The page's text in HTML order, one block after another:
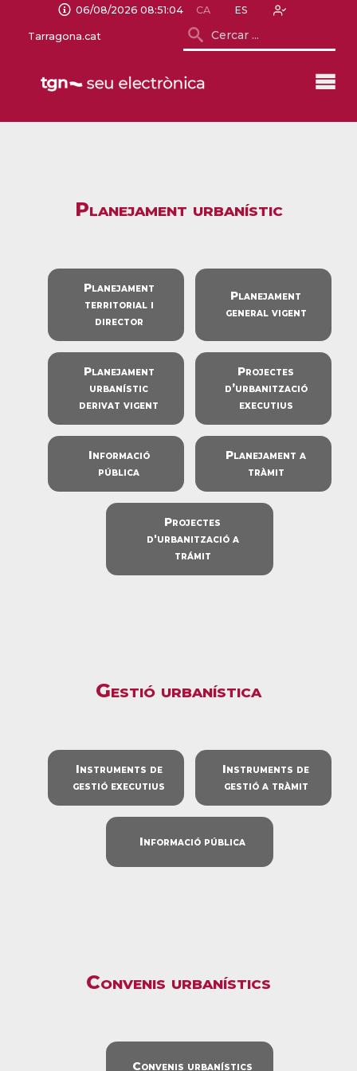
06/08/2026 08:51:04
Tarragona.cat
CA ES
Planejament urbanístic
Planejament
territorial i
director
Planejament
general vigent
Planejament
urbanístic
derivat vigent
Projectes
d’urbanització
executius
Informació
pública
Planejament a
tràmit
Projectes
d'urbanització a
trámit
Gestió urbanística
Instruments de
gestió executius
Instruments de
gestió a tràmit
Informació pública
Convenis urbanístics
Convenis urbanístics